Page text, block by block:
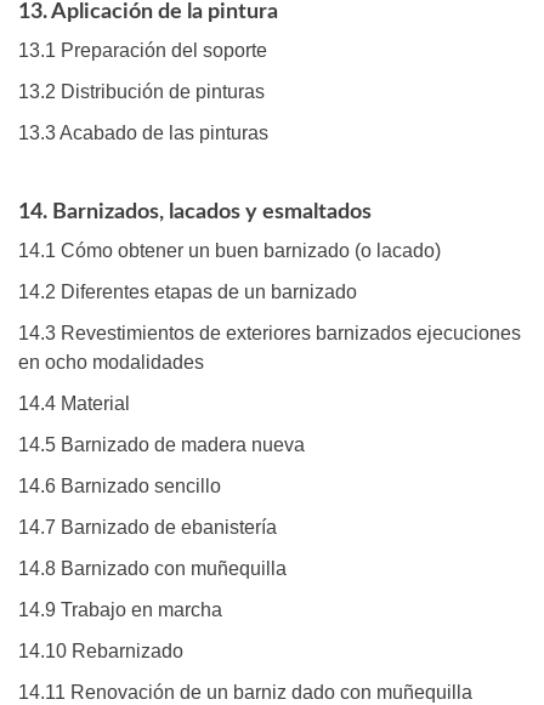
13. Aplicación de la pintura
13.1 Preparación del soporte
13.2 Distribución de pinturas
13.3 Acabado de las pinturas
14. Barnizados, lacados y esmaltados
14.1 Cómo obtener un buen barnizado (o lacado)
14.2 Diferentes etapas de un barnizado
14.3 Revestimientos de exteriores barnizados ejecuciones
en ocho modalidades
14.4 Material
14.5 Barnizado de madera nueva
14.6 Barnizado sencillo
14.7 Barnizado de ebanistería
14.8 Barnizado con muñequilla
14.9 Trabajo en marcha
14.10 Rebarnizado
14.11 Renovación de un barniz dado con muñequilla